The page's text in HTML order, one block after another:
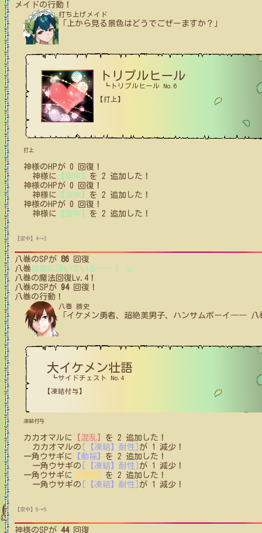
メイドの行動！
打ち上げメイド
「上から見る景色はどうでごぜーますか？」
トリプルヒール
┗トリプルヒール No.6
【打上】
打上
神様の HPが 0 回復！
神様に 【空中】 を 2 追加した！
神様の HPが 0 回復！
神様に 【空中】 を 2 追加した！
神様の HPが 0 回復！
神様に 【空中】 を 2 追加した！
【空中】4→3
八巻のSPが 86 回復
八巻 は空に浮いている …… ！ (6)
八巻の魔法回復Lv.4！
八巻のSPが 94回復！
八巻の行動！
八巻 勝史
「イケメン勇者、超絶美男子、ハンサムボーイ―― 八
大イケメン壮語
┗サイドチェスト No.4
【凍結付与】
凍結付与
カカオマル に 【混乱】 を 2 追加した！
カカオマルの [【凍結】耐性] が 1
減少！
一角ウサギ に 【動揺】 を 2 追加した！
一角ウサギの [【凍結】耐性] が 1
減少！
一角ウサギ に 【畏怖】 を 2 追加した！
一角ウサギの [【凍結】耐性] が 1 減少！
【空中】6→5
神様のSPが 44回復